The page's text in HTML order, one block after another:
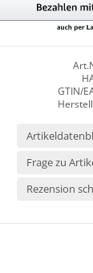
GTIN/
Frage zu
Rezension